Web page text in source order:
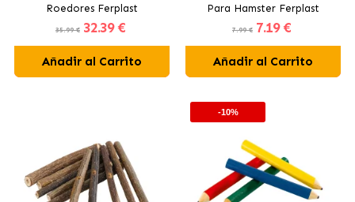
Roedores Ferplast
35.99 € 32.39 €
Añadir al Carrito
Para Hamster Ferplast
7.99 € 7.19 €
Añadir al Carrito
-10%